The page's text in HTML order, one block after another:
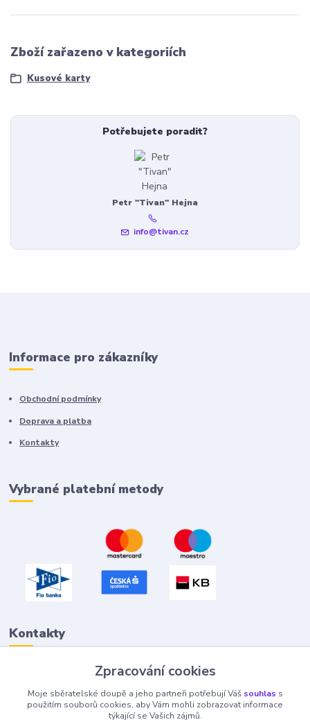
Zboží zařazeno v kategoriích
Kusové karty
Potřebujete poradit?
Petr "Tivan" Hejna
info@tivan.cz
Informace pro zákazníky
Obchodní podmínky
Doprava a platba
Kontakty
Vybrané platební metody
Kontakty
info@tivan.cz
Zpracování cookies
Moje sběratelské doupě a jeho partneři potřebují Váš souhlas s
použitím souborů cookies, aby Vám mohli zobrazovat informace
týkající se Vašich zájmů.